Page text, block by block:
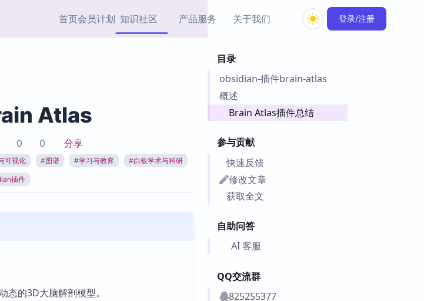
首页会员计划 知识社区
热门链接 Top5
产品服务
载
加速访问 Obsidian 官方
市场
Zotero 插件
PKMer 出品的闪念笔记
插件
Obsidian 教程
关于我们 登录/注册
目录
obsidian-插件brain-atlas
概述
Brain Atlas插件总结
参与贡献
快速反馈
修改文章
获取全文
自助问答
AI 客服
QQ交流群
825255377
Atlas
0 0 分享
可视化 #图谱 #学习与教育 #白板学术与科研
插件
的3D大脑解剖模型。